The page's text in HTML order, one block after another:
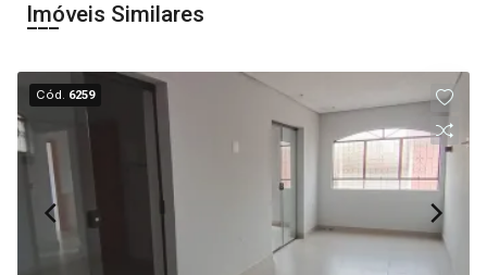
Imóveis Similares
Cód. 6259